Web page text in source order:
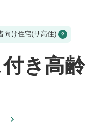
向け住宅(サ高住)
き高